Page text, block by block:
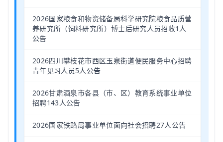
2026国家粮食和物资储备局科学研究院粮食品质营
养研究所（饲料研究所）博士后研究人员招收1人
公告
2026四川攀枝花市西区玉泉街道便民服务中心招聘
青年见习人员5人公告
2026甘肃酒泉市各县（市、区）教育系统事业单位
招聘143人公告
2026国家铁路局事业单位面向社会招聘27人公告